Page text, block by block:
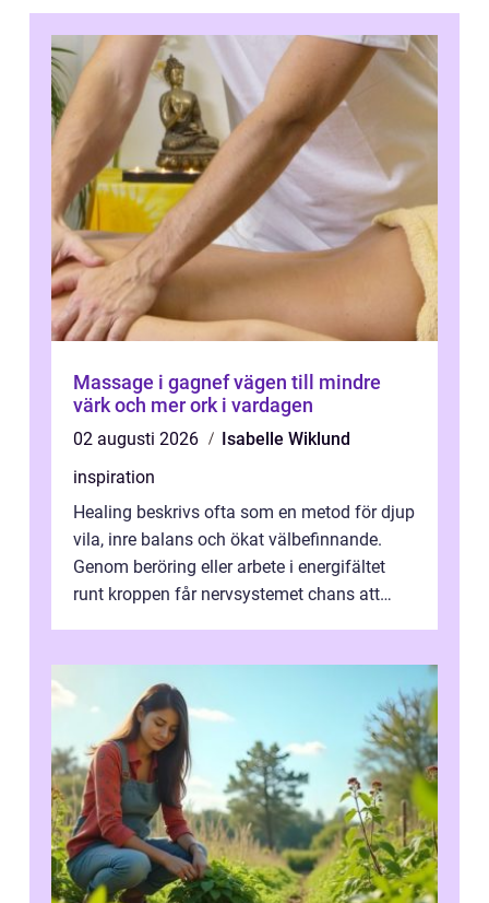
Massage i gagnef vägen till mindre
värk och mer ork i vardagen
02 augusti 2026
Isabelle Wiklund
inspiration
Healing beskrivs ofta som en metod för djup
vila, inre balans och ökat välbefinnande.
Genom beröring eller arbete i energifältet
runt kroppen får nervsystemet chans att